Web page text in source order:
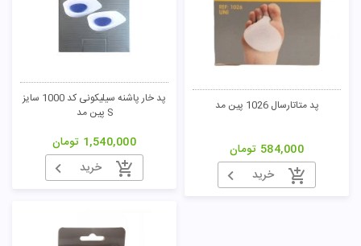
پد متاتارسال 1026 پین مد
584,000 تومان
خرید
پد خار پاشنه سیلیکونی کد 1000 سایز
S پین مد
1,540,000 تومان
خرید